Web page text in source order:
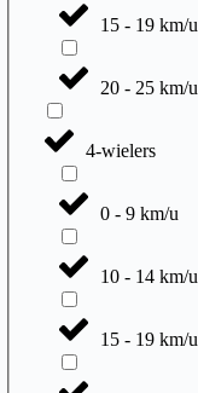
15 - 19 km/u
20 - 25 km/u
4-wielers
0 - 9 km/u
10 - 14 km/u
15 - 19 km/u